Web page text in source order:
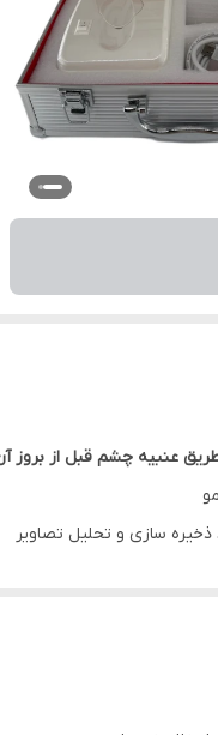
عنبیه چشم قبل از بروز
ذخیره سازی و تحلیل تصاویر
(یکی از فلش‌ها جهت نصب